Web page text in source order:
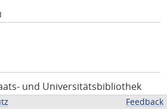
und Universitätsbibliothek
Feedback